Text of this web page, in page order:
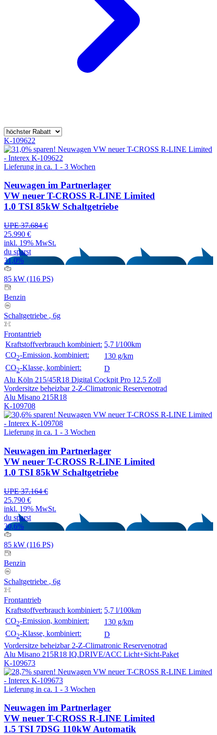
K-109622
Lieferung in ca. 1 - 3 Wochen
Neuwagen im Partnerlager
VW neuer T-CROSS R-LINE Limited
1.0 TSI 85kW Schaltgetriebe
UPE 37.684 €
25.990 €
inkl. 19% MwSt.
du sparst
31,0%
85 kW (116 PS)
Benzin
Schaltgetriebe , 6g
Frontantrieb
Kraftstoffverbrauch kombiniert: 5,7 l/100km
CO2-Emission, kombiniert:
130 g/km
CO2-Klasse, kombiniert:
D
Alu Köln 215/45R18 Digital Cockpit Pro 12.5 Zoll
Vordersitze beheizbar 2-Z-Climatronic Reservenotrad
Alu Misano 215R18
K-109708
Lieferung in ca. 1 - 3 Wochen
Neuwagen im Partnerlager
VW neuer T-CROSS R-LINE Limited
1.0 TSI 85kW Schaltgetriebe
UPE 37.164 €
25.790 €
inkl. 19% MwSt.
du sparst
30,6%
85 kW (116 PS)
Benzin
Schaltgetriebe , 6g
Frontantrieb
Kraftstoffverbrauch kombiniert: 5,7 l/100km
CO2-Emission, kombiniert:
130 g/km
CO2-Klasse, kombiniert:
D
Vordersitze beheizbar 2-Z-Climatronic Reservenotrad
Alu Misano 215R18 IQ.DRIVE/ACC Licht+Sicht-Paket
K-109673
Lieferung in ca. 1 - 3 Wochen
Neuwagen im Partnerlager
VW neuer T-CROSS R-LINE Limited
1.5 TSI 7DSG 110kW Automatik